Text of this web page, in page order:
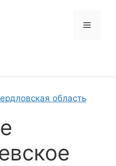
Меню
область